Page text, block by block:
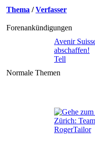
Thema /Verfasser
Forenankündigungen
Avenir
abschaffen!
Tell
Normale Themen
Zürich:
RogerTailor